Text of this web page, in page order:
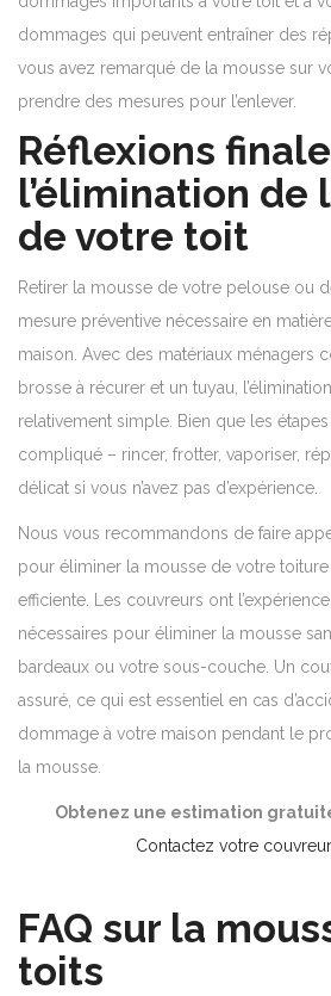
dommages qui peuvent entraîner des
vous avez remarqué de la mousse sur
prendre des mesures pour l’enlever.
Réflexions
l’élimination de
de votre toit
Retirer la mousse de votre pelouse ou
mesure préventive nécessaire en
maison. Avec des matériaux ménagers
brosse à récurer et un tuyau,
relativement simple. Bien que les
compliqué – rincer, frotter, vaporiser,
délicat si vous n’avez pas d’expérience.
Nous vous recommandons de faire
pour éliminer la mousse de votre
efficiente. Les couvreurs ont
nécessaires pour éliminer la mousse
bardeaux ou votre sous-couche. Un
assuré, ce qui est essentiel en cas
dommage à votre maison pendant le
la mousse.
Obtenez une estimation
Contactez votre
FAQ sur la
toits